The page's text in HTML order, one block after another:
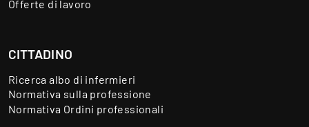
Offerte di lavoro
CITTADINO
Ricerca albo di infermieri
Normativa sulla professione
Normativa Ordini professionali